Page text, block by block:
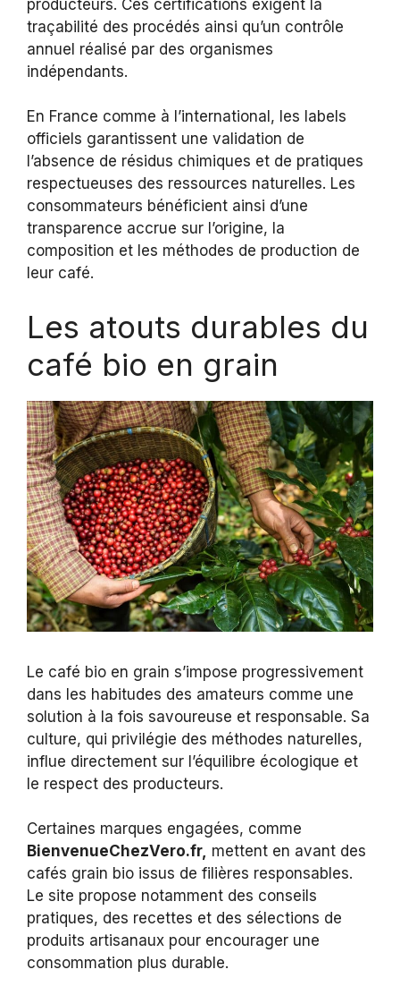
producteurs. Ces certifications exigent la
traçabilité des procédés ainsi qu’un contrôle
annuel réalisé par des organismes
indépendants.
En France comme à l’international, les labels
officiels garantissent une validation de
l’absence de résidus chimiques et de pratiques
respectueuses des ressources naturelles. Les
consommateurs bénéficient ainsi d’une
transparence accrue sur l’origine, la
composition et les méthodes de production de
leur café.
Les atouts durables du
café bio en grain
Le café bio en grain s’impose progressivement
dans les habitudes des amateurs comme une
solution à la fois savoureuse et responsable. Sa
culture, qui privilégie des méthodes naturelles,
influe directement sur l’équilibre écologique et
le respect des producteurs.
Certaines marques engagées, comme
BienvenueChezVero.fr, mettent en avant des
cafés grain bio issus de filières responsables.
Le site propose notamment des conseils
pratiques, des recettes et des sélections de
produits artisanaux pour encourager une
consommation plus durable.